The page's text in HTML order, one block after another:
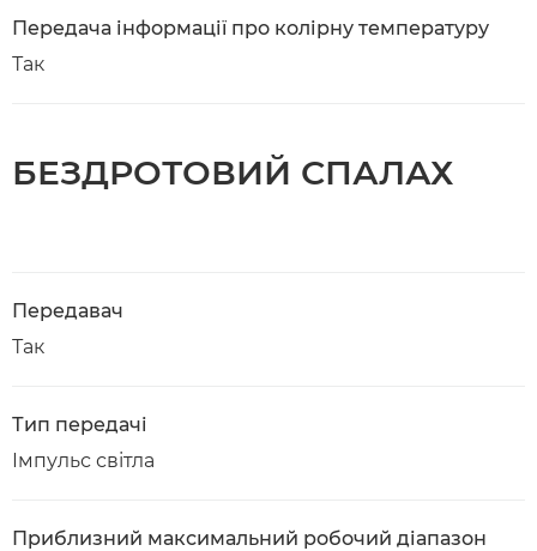
Передача інформації про колірну температуру
Так
БЕЗДРОТОВИЙ СПАЛАХ
Передавач
Так
Тип передачі
Імпульс світла
Приблизний максимальний робочий діапазон